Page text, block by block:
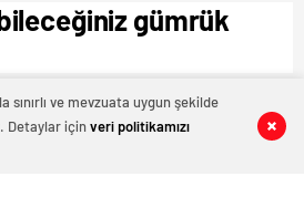
gümrük
sınırlı ve mevzuata uygun şekilde
Detaylar içinveri politikamızı